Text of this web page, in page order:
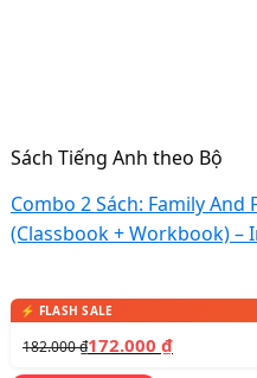
Sách Tiếng Anh theo Bộ
Combo 2 Sách: Family
(Classbook + Workbook) –
182.000₫172.000 ₫